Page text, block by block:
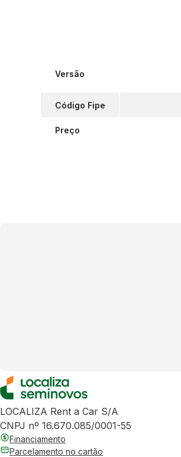
Versão
Código Fipe
Preço
LOCALIZA Rent a Car S/A
CNPJ nº 16.670.085/0001-55
Financiamento
Parcelamento no cartão